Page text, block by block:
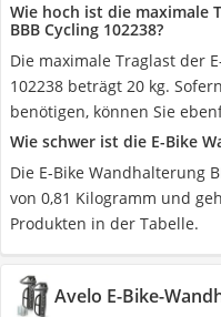
Wie hoch ist die maximale
BBB Cycling 102238?
Die maximale Traglast der
102238 beträgt 20 kg.
benötigen, können Sie
Wie schwer ist die E-Bike
Die E-Bike Wandhalterung
von 0,81 Kilogramm und
Produkten in der Tabelle.
Avelo E-Bike-